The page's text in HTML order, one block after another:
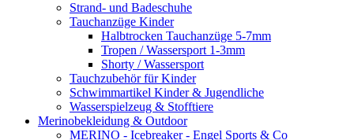
Strand- und Badeschuhe
Tauchanzüge Kinder
Halbtrocken Tauchanzüge 5-7mm
Tropen / Wassersport 1-3mm
Shorty / Wassersport
Tauchzubehör für Kinder
Schwimmartikel Kinder & Jugendliche
Wasserspielzeug & Stofftiere
Merinobekleidung & Outdoor
MERINO - Icebreaker - Engel Sports & Co